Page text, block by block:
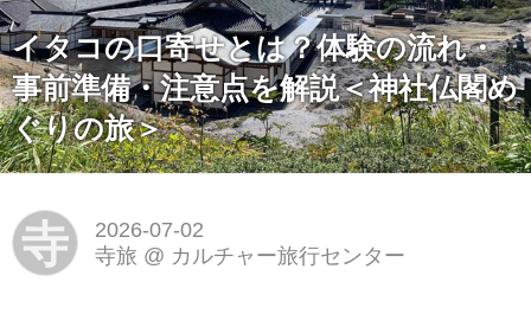
イタコの口寄せとは？体験の流れ・
事前準備・注意点を解説＜神社仏閣め
ぐりの旅＞
寺
2026-07-02
寺旅 @ カルチャー旅行センター